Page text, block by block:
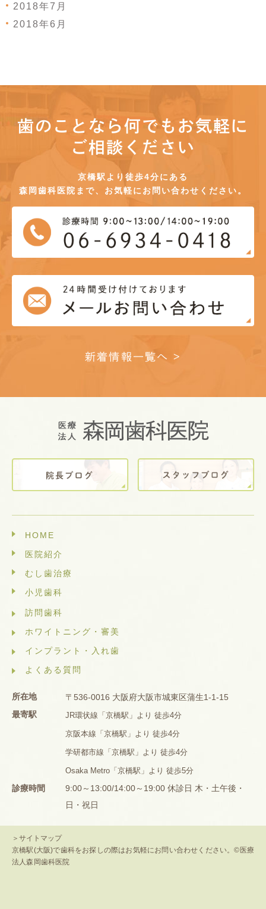
2018年7月
2018年6月
歯のことなら何でもお気軽に
ご相談ください
京橋駅より徒歩4分にある
森岡歯科医院まで、お気軽にお問い合わせください。
新着情報一覧へ >
HOME
医院紹介
むし歯治療
小児歯科
訪問歯科
ホワイトニング・審美
インプラント・入れ歯
よくある質問
所在地
〒536-0016 大阪府大阪市城東区蒲生1-1-15
最寄駅
JR環状線「京橋駅」より 徒歩4分
京阪本線「京橋駅」より 徒歩4分
学研都市線「京橋駅」より 徒歩4分
Osaka Metro「京橋駅」より 徒歩5分
診療時間
9:00～13:00/14:00～19:00 休診日 木・土午後・
日・祝日
＞サイトマップ
京橋駅(大阪)で歯科をお探しの際はお気軽にお問い合わせください。©医療
法人森岡歯科医院